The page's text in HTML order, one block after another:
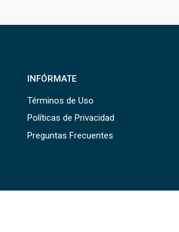
INFÓRMATE
Términos de Uso
Políticas de Privacidad
Preguntas Frecuentes